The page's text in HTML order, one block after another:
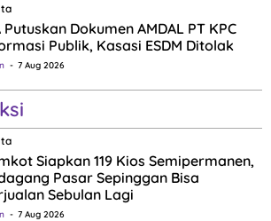
Putuskan Dokumen AMDAL PT KPC
Publik, Kasasi ESDM Ditolak
7 Aug 2026
Siapkan 119 Kios Semipermanen,
Pasar Sepinggan Bisa
Sebulan Lagi
7 Aug 2026